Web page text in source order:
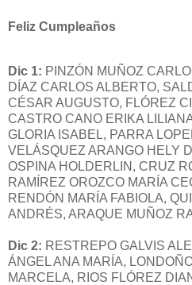
Feliz Cumpleaños
Dic 1: PINZÓN MUÑOZ
DÍAZ CARLOS ALBERTO,
CÉSAR AUGUSTO, FLÓREZ
CASTRO CANO ERIKA
GLORIA ISABEL, PARRA
VELÁSQUEZ ARANGO HELY
OSPINA HOLDERLIN, CRUZ
RAMÍREZ OROZCO MARÍA
RENDÓN MARÍA FABIOLA,
ANDRÉS, ARAQUE MUÑOZ
Dic 2: RESTREPO GALVIS
ÁNGEL ANA MARÍA,
MARCELA, RIOS FLÓREZ